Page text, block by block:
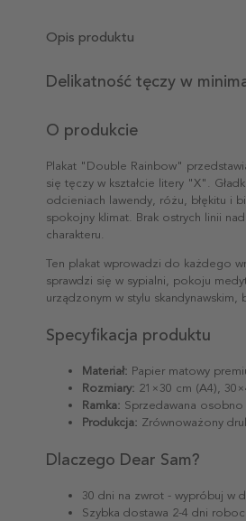
Opis produktu
Delikatność tęczy w
O produkcie
Plakat "Double Rainbow"
się tęczy w kształcie litery "X".
odcieniach lawendy, różu, błękitu i
spokojny klimat. Brak ostrych linii
charakteru.
Ten plakat wprowadzi do każdego
sprawdzi się w sypialni, pokoju
urządzonym w stylu
Specyfikacja produktu
Materiał: Papier matowy
Rozmiary: 21×30 cm (A4),
Ramka: Sprzedawana
Produkcja: Zrównoważony
Dlaczego Dear Sam?
30 dni na zwrot - wypróbuj w
Szybka dostawa 2-4 dni